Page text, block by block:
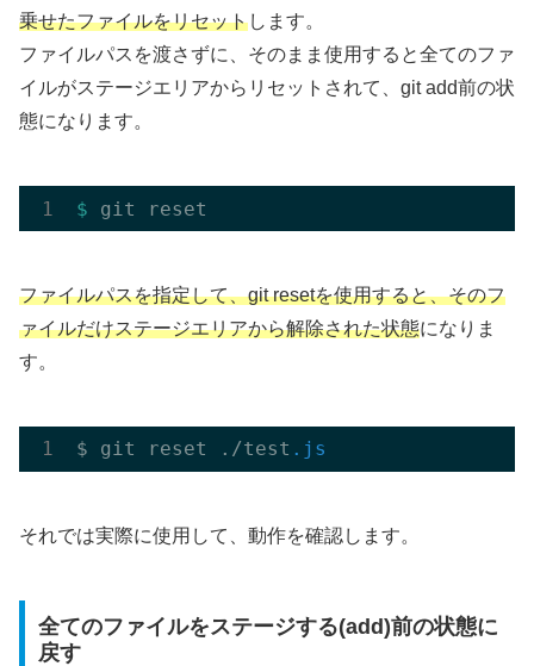
乗せたファイルをリセットします。
ファイルパスを渡さずに、そのまま使用すると全てのファ
イルがステージエリアからリセットされて、git add前の状
態になります。
$
ファイルパスを指定して、git resetを使用すると、そのフ
ァイルだけステージエリアから解除された状態になりま
す。
$ git reset ./test .js
それでは実際に使用して、動作を確認します。
全てのファイルをステージする(add)前の状態に
戻す